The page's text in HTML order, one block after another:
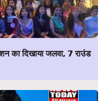
का दिखाया जलवा, 7 राउंड